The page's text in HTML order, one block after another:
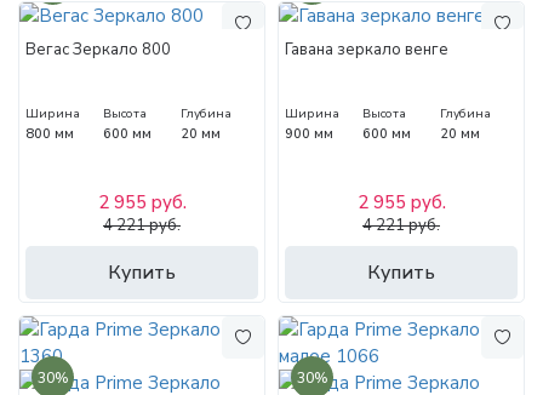
Вегас Зеркало 800
Ширина
800 мм
Высота
600 мм
Глубина
20 мм
Купить
2 955 руб.
4 221 руб.
Гавана зеркало венге
Ширина
900 мм
Высота
600 мм
Глубина
20 мм
Купить
2 955 руб.
4 221 руб.
30% 30%